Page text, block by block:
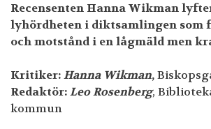
Recensenten Hanna Wikman
lyhördheten i diktsamlingen som
och motstånd i en lågmäld men
Kritiker:Hanna Wikman,
Redaktör:Leo Rosenberg,
kommun